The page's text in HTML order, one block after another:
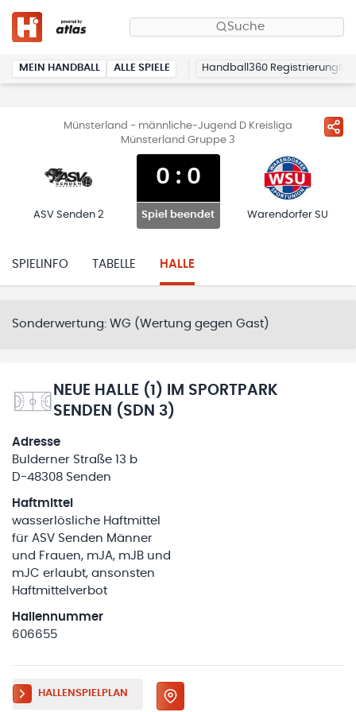
Suche
MEIN HANDBALL ALLE SPIELE Handball360 Registrierung
Münsterland - männliche-Jugend D Kreisliga
Münsterland Gruppe 3
ASV Senden 2
0 : 0
Spiel beendet Warendorfer SU
SPIELINFO TABELLE HALLE
Sonderwertung: WG (Wertung gegen Gast)
NEUE HALLE (1) IM SPORTPARK
SENDEN (SDN 3)
Adresse
Bulderner Straße 13 b
D-48308 Senden
Haftmittel
wasserlösliche Haftmittel
für ASV Senden Männer
und Frauen, mJA, mJB und
mJC erlaubt, ansonsten
Haftmittelverbot
Hallennummer
606655
HALLENSPIELPLAN